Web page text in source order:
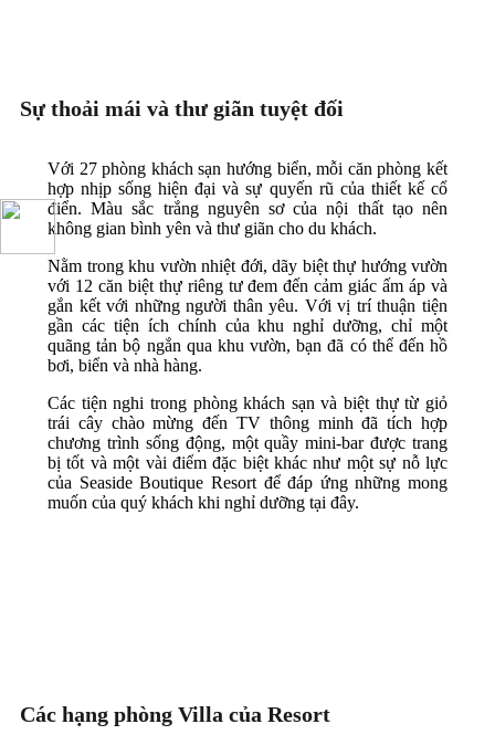
Sự thoải mái và thư giãn tuyệt đối
Với 27 phòng khách sạn hướng biển, mỗi căn phòng kết
hợp nhịp sống hiện đại và sự quyến rũ của thiết kế cổ
điển. Màu sắc trắng nguyên sơ của nội thất tạo nên
không gian bình yên và thư giãn cho du khách.
Nằm trong khu vườn nhiệt đới, dãy biệt thự hướng vườn
với 12 căn biệt thự riêng tư đem đến cảm giác ấm áp và
gắn kết với những người thân yêu. Với vị trí thuận tiện
gần các tiện ích chính của khu nghỉ dưỡng, chỉ một
quãng tản bộ ngắn qua khu vườn, bạn đã có thể đến hồ
bơi, biển và nhà hàng.
Các tiện nghi trong phòng khách sạn và biệt thự từ giỏ
trái cây chào mừng đến TV thông minh đã tích hợp
chương trình sống động, một quầy mini-bar được trang
bị tốt và một vài điểm đặc biệt khác như một sự nỗ lực
của Seaside Boutique Resort để đáp ứng những mong
muốn của quý khách khi nghỉ dưỡng tại đây.
Các hạng phòng Villa của Resort